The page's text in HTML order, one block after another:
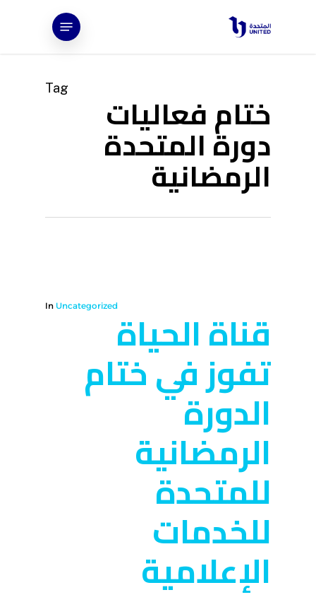
Menu
Tag ختام فعاليات
دورة المتحدة
الرمضانية
In Uncategorizedقناة الحياة
تفوز في ختام
الدورة
الرمضانية
للمتحدة
للخدمات
الإعلامية